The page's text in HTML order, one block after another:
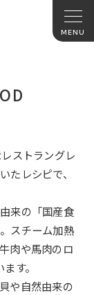
ストラングレ
たレシピで、
来の「国産食
スチーム加熱
肉や馬肉のロ
ま す。
や自然由来の